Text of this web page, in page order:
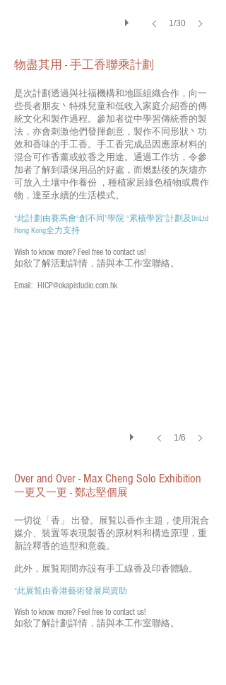
1/30
物盡其用 - 手工香聯乘計劃
是次計劃透過與社福機構和地區組織合作，向一
些長者朋友丶特殊兒童和低收入家庭介紹香的傳
統文化和製作過程。參加者從中學習傳統香的製
法，亦會刺激他們發揮創意，製作不同形狀丶功
效和香味的手工香。手工香完成品因應原材料的
混合可作香薰或蚊香之用途。通過工作坊，令參
加者了解到環保用品的好處，而燃點後的灰燼亦
可放入土壤中作養份 ，種植家居綠色植物或農作
物，達至永續的生活模式。
*此計劃由賽馬會“創不同”學院 “累積學習”計劃及UnLtd
Hong Kong全力支持
Wish to know more? Feel free to contact us!
如欲了解活動詳情，請與本工作室聯絡。
Email: HICP@okapistudio.com.hk
Over and Over
1/6
Over and Over - Max Cheng Solo Exhibition
一更又一更 - 鄭志堅個展
一切從「香」 出發。展覧以香作主題，使用混合
媒介、裝置等表現製香的原材料和構造原理，重
新詮釋香的造型和意義。
此外，展覧期間亦設有手工線香及印香體驗。
*此展覧由香港藝術發展局資助
Wish to know more? Feel free to contact us!
如欲了解計劃詳情，請與本工作室聯絡。
Deflection@PMQ